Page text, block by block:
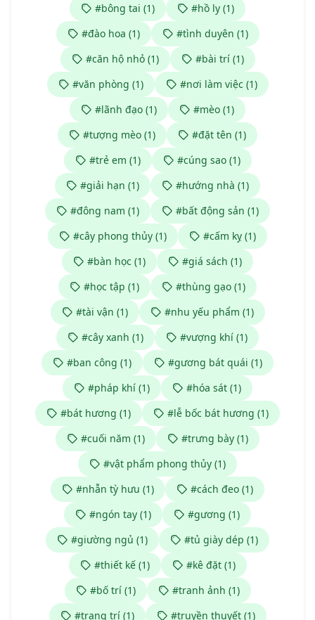
#bông tai (1)
#hồ ly (1)
#đào hoa (1)
#tình duyên (1)
#căn hộ nhỏ (1)
#bài trí (1)
#văn phòng (1)
#nơi làm việc (1)
#lãnh đạo (1)
#mèo (1)
#tượng mèo (1)
#đặt tên (1)
#trẻ em (1)
#cúng sao (1)
#giải hạn (1)
#hướng nhà (1)
#đông nam (1)
#bất động sản (1)
#cây phong thủy (1)
#cấm kỵ (1)
#bàn học (1)
#giá sách (1)
#học tập (1)
#thùng gạo (1)
#tài vận (1)
#nhu yếu phẩm (1)
#cây xanh (1)
#vượng khí (1)
#ban công (1)
#gương bát quái (1)
#pháp khí (1)
#hóa sát (1)
#bát hương (1)
#lễ bốc bát hương (1)
#cuối năm (1)
#trưng bày (1)
#vật phẩm phong thủy (1)
#nhẫn tỳ hưu (1)
#cách đeo (1)
#ngón tay (1)
#gương (1)
#giường ngủ (1)
#tủ giày dép (1)
#thiết kế (1)
#kê đặt (1)
#bố trí (1)
#tranh ảnh (1)
#trang trí (1)
#truyền thuyết (1)